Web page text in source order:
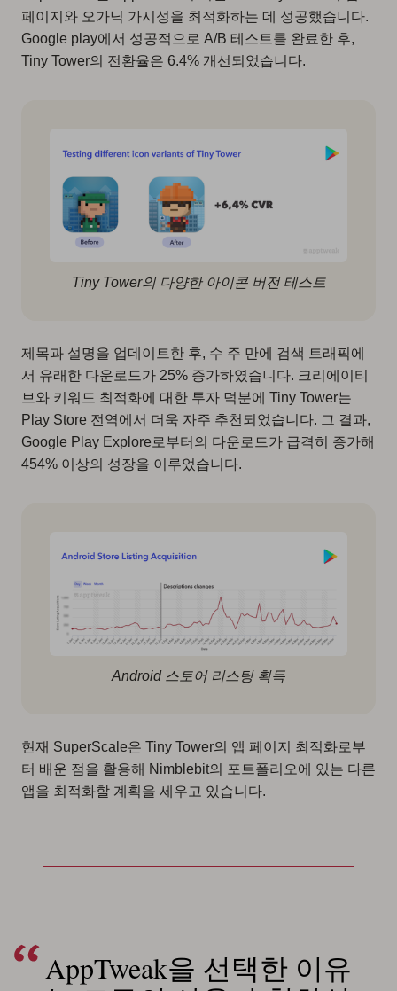
페이지와 오가닉 가시성을 최적화하는 데 성공했습니다.
Google play에서 성공적으로 A/B 테스트를 완료한 후,
Tiny Tower의 전환율은 6.4% 개선되었습니다.
Tiny Tower의 다양한 아이콘 버전 테스트
제목과 설명을 업데이트한 후, 수 주 만에 검색 트래픽에
서 유래한 다운로드가 25% 증가하였습니다. 크리에이티
브와 키워드 최적화에 대한 투자 덕분에 Tiny Tower는
Play Store 전역에서 더욱 자주 추천되었습니다. 그 결과,
Google Play Explore로부터의 다운로드가 급격히 증가해
454% 이상의 성장을 이루었습니다.
Android 스토어 리스팅 획득
현재 SuperScale은 Tiny Tower의 앱 페이지 최적화로부
터 배운 점을 활용해 Nimblebit의 포트폴리오에 있는 다른
앱을 최적화할 계획을 세우고 있습니다.
AppTweak을 선택한 이유